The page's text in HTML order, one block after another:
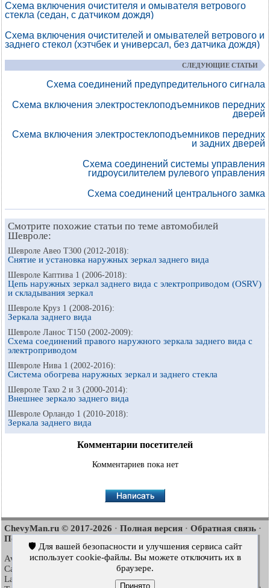
Схема включения очистителя и омывателя ветрового
стекла (седан, с датчиком дождя)
Схема включения очистителей и омывателей ветрового и
заднего стекол (хэтчбек и универсал, без датчика дождя)
СЛЕДУЮЩИЕ СТАТЬИ
Схема соединений предупредительного сигнала
Схема включения электростеклоподъемников передних
дверей
Схема включения электростеклоподъемников передних
и задних дверей
Схема соединений системы управления
гидроусилителем рулевого управления
Схема соединений центрального замка
Смотрите похожие статьи по теме автомобилей
Шевроле:
Шевроле Авео Т300 (2012-2018):
Снятие и установка наружных зеркал заднего вида
Шевроле Каптива 1 (2006-2018):
Цепь наружных зеркал заднего вида с электроприводом (OSRV)
и складывания зеркал
Шевроле Круз 1 (2008-2016):
Зеркала заднего вида
Шевроле Ланос Т150 (2002-2009):
Схема соединений правого наружного зеркала заднего вида с
электроприводом
Шевроле Нива 1 (2002-2016):
Система обогрева наружных зеркал и заднего стекла
Шевроле Тахо 2 и 3 (2000-2014):
Внешнее зеркало заднего вида
Шевроле Орландо 1 (2010-2018):
Зеркала заднего вида
Комментарии посетителей
Комментариев пока нет
ChevyMan.ru © 2017-2026 · Полная версия · Обратная связь ·
Поиск по сайту
Aveo 2003-2008·Aveo2006-2011·Aveo2012-2018·
Captiva 2008-2016·Lacetti
Lanos 2002-2016·Tahoe
🛡️ Для вашей безопасности и улучшения сервиса сайт
использует cookie-файлы. Вы можете отключить их в
браузере.
Принято